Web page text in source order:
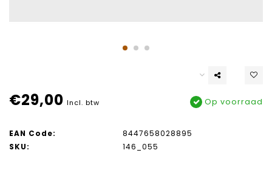
€29,00 Incl. btw Op voorraad
EAN Code:
8447658028895
SKU:
146_055